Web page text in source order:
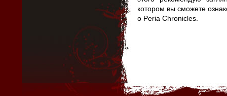
котором вы сможете
о Peria Chronicles.